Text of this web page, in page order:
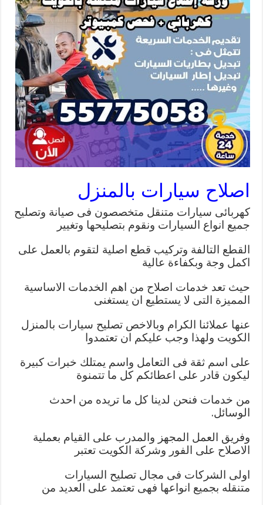
اصلاح سيارات بالمنزل
كهربائى سيارات متنقل متخصصون فى صيانة وتصليح
جميع انواع السيارات ونقوم بتصليحها وتغيير
القطع التالفة وتركيب قطع اصلية لتقوم بالعمل على
اكمل وجة وبكفاءة عالية
حيث تعد خدمات اصلاح من اهم الخدمات الاساسية
المميزة التى لا يستطيع ان يستغنى
عنها عملائنا الكرام وبالاخص تصليح سيارات بالمنزل
الكويت ولهذا وجب عليكم ان تعتمدوا
على اسم ثقة فى التعامل واسم يمتلك خبرات كبيرة
ليكون قادر على اعطائكم كل ما تتمنوة
من خدمات فنحن لدينا كل ما تريده من احدث
الوسائل.
وفريق العمل المجهز والمدرب على القيام بعملية
الاصلاح على الفور وشركة الكويت تعتبر
اولى الشركات فى مجال تصليح السيارات
متنقله بجميع انواعها فهى تعتمد على العديد من